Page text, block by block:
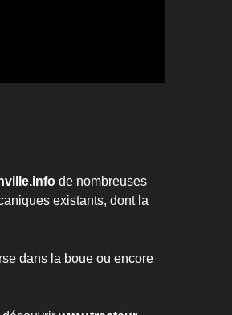
de nombreuses
existants, dont la
dans la boue ou encore